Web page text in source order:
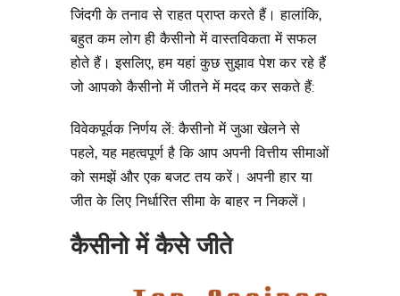
जिंदगी के तनाव से राहत प्राप्त करते हैं। हालांकि,
बहुत कम लोग ही कैसीनो में वास्तविकता में सफल
होते हैं। इसलिए, हम यहां कुछ सुझाव पेश कर रहे हैं
जो आपको कैसीनो में जीतने में मदद कर सकते हैं:
विवेकपूर्वक निर्णय लें: कैसीनो में जुआ खेलने से
पहले, यह महत्वपूर्ण है कि आप अपनी वित्तीय सीमाओं
को समझें और एक बजट तय करें। अपनी हार या
जीत के लिए निर्धारित सीमा के बाहर न निकलें।
कैसीनो में कैसे जीते